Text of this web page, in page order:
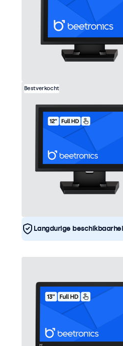
Bestverkocht
Langdurige